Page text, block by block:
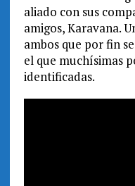
aliado con sus
amigos, Karavana.
ambos que por fin
el que muchísimas
identificadas.